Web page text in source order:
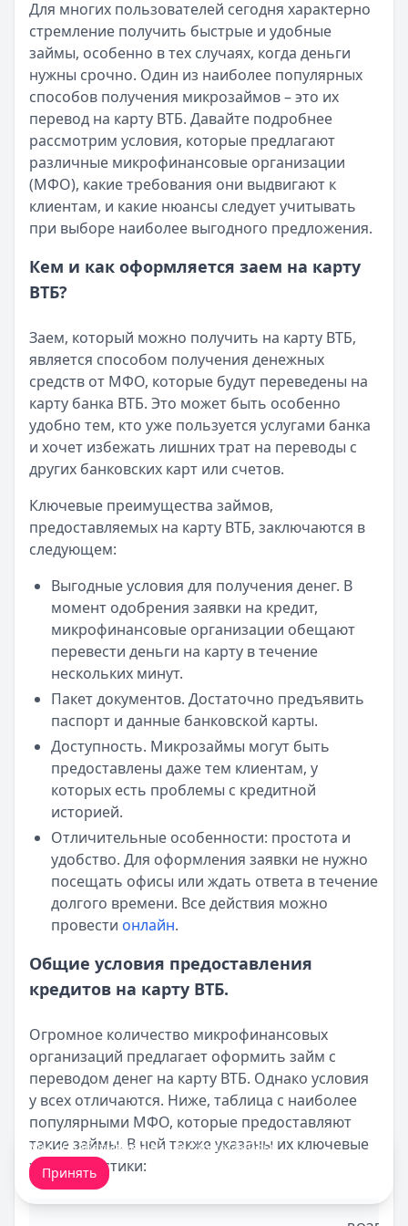
Читать новость
Срочный микрозайм 15 000 ₽ на карту: свежая
Кратко:Нужны 15 000 рублей на карту прямо сегодня?
Опубликовано:5 декабря 2025 г.
Категория:МФО
Читать новость
Рекордный рост доли клиентов МФО с iPhone: что
Кратко:В III квартале 2025 года владельцы iPhone
Опубликовано:5 декабря 2025 г.
Категория:МФО
Читать новость
57 сервисов микрозаймов через Госуслуги: где
Кратко:Авторизация через Госуслуги ускоряет
Опубликовано:
Читать новость
Смс о «одобренном займе» от Bigmani Ru: как
Кратко:Пришло СМС об одобрении займа от Bigmani
Опубликовано:23 ноября 2025 г.
Категория: МФО
Читать новость
Все новости
Для многих пользователей сегодня характерно
стремление получить быстрые и удобные
займы, особенно в тех случаях, когда деньги
нужны срочно. Один из наиболее популярных
способов получения микрозаймов – это их
перевод на карту ВТБ. Давайте подробнее
рассмотрим условия, которые предлагают
различные микрофинансовые организации
(МФО), какие требования они выдвигают к
клиентам, и какие нюансы следует учитывать
при выборе наиболее выгодного предложения.
Кем и как оформляется заем на карту
ВТБ?
Заем, который можно получить на карту ВТБ,
является способом получения денежных
средств от МФО, которые будут переведены на
карту банка ВТБ. Это может быть особенно
удобно тем, кто уже пользуется услугами банка
и хочет избежать лишних трат на переводы с
других банковских карт или счетов.
Ключевые преимущества займов,
предоставляемых на карту ВТБ, заключаются в
следующем:
Выгодные условия для получения денег. В
момент одобрения заявки на кредит,
микрофинансовые организации обещают
перевести деньги на карту в течение
нескольких минут.
Пакет документов. Достаточно предъявить
паспорт и данные банковской карты.
Доступность. Микрозаймы могут быть
предоставлены даже тем клиентам, у
которых есть проблемы с кредитной
историей.
Отличительные особенности: простота и
удобство. Для оформления заявки не нужно
посещать офисы или ждать ответа в течение
долгого времени. Все действия можно
провести онлайн.
Общие условия предоставления
кредитов на карту ВТБ.
Огромное количество микрофинансовых
организаций предлагает оформить займ с
переводом денег на карту ВТБ. Однако условия
у всех отличаются. Ниже, таблица с наиболее
популярными МФО, которые предоставляют
такие займы. В ней также указаны их ключевые
характеристики:
Мы обрабатываем ваши cookie-файлы
Принять